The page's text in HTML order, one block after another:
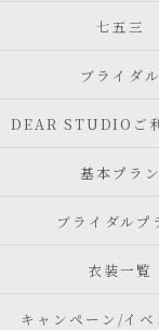
七五三
ブライダル
DEAR STUDIOご
基本プラン
ブライダルプ
衣装一覧
キャンペーン/イベ